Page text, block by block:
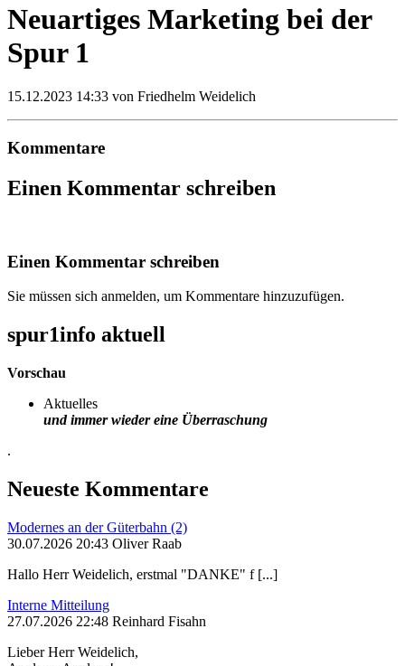
Neuartiges Marketing bei der
Spur 1
15.12.2023 14:33 von Friedhelm Weidelich
Kommentare
Einen Kommentar schreiben
Einen Kommentar schreiben
Sie müssen sich anmelden, um Kommentare hinzuzufügen.
spur1info aktuell
Vorschau
Aktuelles
und immer wieder eine Überraschung
.
Neueste Kommentare
Modernes an der Güterbahn (2)
30.07.2026 20:43 Oliver Raab
Hallo Herr Weidelich, erstmal "DANKE" f [...]
Interne Mitteilung
27.07.2026 22:48 Reinhard Fisahn
Lieber Herr Weidelich,